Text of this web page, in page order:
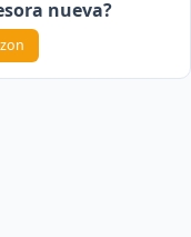
nueva?